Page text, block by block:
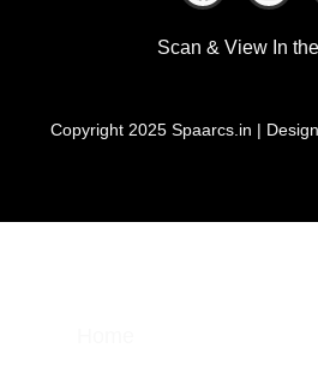
Scan & View In
Copyright 2025 Spaarcs.in |